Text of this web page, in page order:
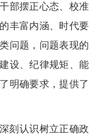
部摆正心态、校准
丰富内涵、时代要
问题，问题表现的
设、纪律规矩、能
明确要求，提供了
刻认识树立正确政